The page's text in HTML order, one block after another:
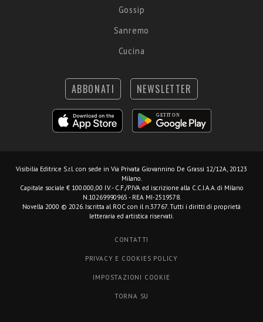
Gossip
Sanremo
Cucina
ABBONATI NEWSLETTER
Visibilia Editrice S.r.l. con sede in Via Privata Giovannino De Grassi 12/12A, 20123
Milano.
Capitale sociale € 100.000,00 I.V. - C.F./P.IVA ed iscrizione alla C.C.I.A.A. di Milano
N.10269990965 - REA MI-2519578.
Novella 2000 © 2026. Iscritta al ROC con il n.37767. Tutti i diritti di proprietà
letteraria ed artistica riservati.
CONTATTI
PRIVACY E COOKIES POLICY
IMPOSTAZIONI COOKIE
TORNA SU